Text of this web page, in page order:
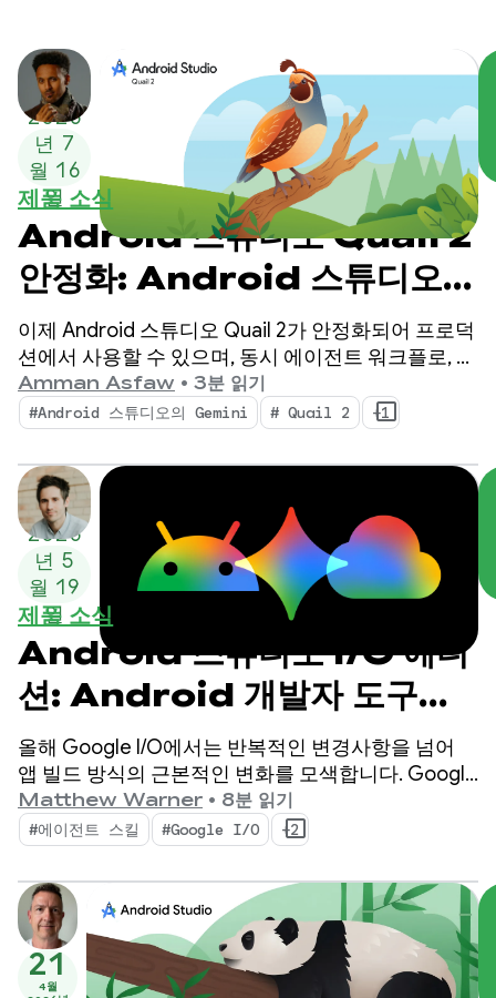
2026
년 7
월 16
일
제품 소식
Android 스튜디오 Quail 2
안정화: Android 스튜디오
AI 에이전트로 멀티태스크 실
행
이제 Android 스튜디오 Quail 2가 안정화되어 프로덕
션에서 사용할 수 있으며, 동시 에이전트 워크플로, 기
본적으로 통합된 메모리 누수 프로파일링, 컨텍스트
인식 충돌 해결을 통해 IDE가 전환됩니다.
Amman Asfaw • 3분 읽기
#Android 스튜디오의 Gemini # Quail 2 +1
2026
년 5
월 19
일
제품 소식
Android 스튜디오 I/O 에디
션: Android 개발자 도구의
새로운 기능
올해 Google I/O에서는 반복적인 변경사항을 넘어
앱 빌드 방식의 근본적인 변화를 모색합니다. Google
의 최신 도구는 Android 개발자로서의 생산성을 높이
고 코드베이스에 배포하는 AI 에이전트를 강화하는
기능을 갖춘 에이전트 시대를 위해 빌드되었습니다.
Matthew Warner • 8분 읽기
#에이전트 스킬 #Google I/O +2
21
4월